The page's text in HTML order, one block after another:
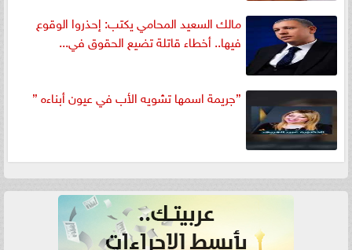
مالك السعيد المحامي يكتب: إحذروا الوقوع
فيها.. أخطاء قاتلة تضيع الحقوق في...
”جريمة اسمها تشويه الأب في عيون أبناءه ”